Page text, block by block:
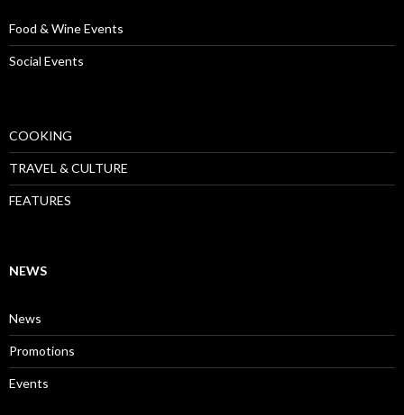
Food & Wine Events
Social Events
COOKING
TRAVEL & CULTURE
FEATURES
NEWS
News
Promotions
Events